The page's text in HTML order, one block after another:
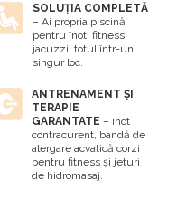
SOLUȚIA COMPLETĂ
– Ai propria piscină
pentru înot, fitness,
jacuzzi, totul într-un
singur loc.
ANTRENAMENT ȘI
TERAPIE
GARANTATE – înot
contracurent, bandă de
alergare acvatică corzi
pentru fitness și jeturi
de hidromasaj.